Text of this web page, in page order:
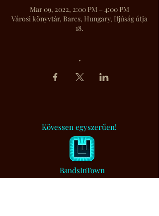
Mar 09, 2022, 2:00 PM – 4:00 PM
Városi könyvtár, Barcs, Hungary, Ifjúság útja
18.
.
Kövessen egyszerűen!
BandsInTown